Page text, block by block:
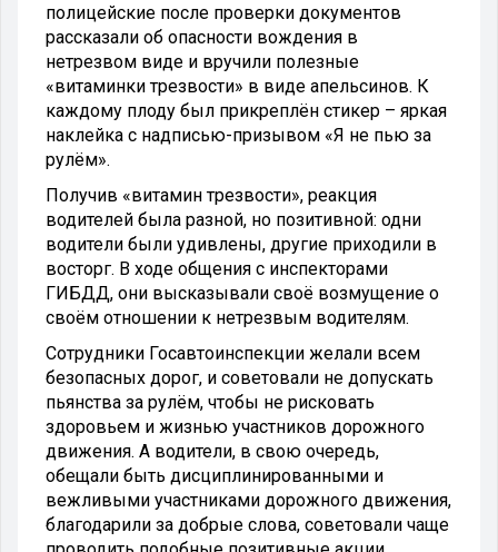
полицейские после проверки документов
рассказали об опасности вождения в
нетрезвом виде и вручили полезные
«витаминки трезвости» в виде апельсинов. К
каждому плоду был прикреплён стикер – яркая
наклейка с надписью-призывом «Я не пью за
рулём».
Получив «витамин трезвости», реакция
водителей была разной, но позитивной: одни
водители были удивлены, другие приходили в
восторг. В ходе общения с инспекторами
ГИБДД, они высказывали своё возмущение о
своём отношении к нетрезвым водителям.
Сотрудники Госавтоинспекции желали всем
безопасных дорог, и советовали не допускать
пьянства за рулём, чтобы не рисковать
здоровьем и жизнью участников дорожного
движения. А водители, в свою очередь,
обещали быть дисциплинированными и
вежливыми участниками дорожного движения,
благодарили за добрые слова, советовали чаще